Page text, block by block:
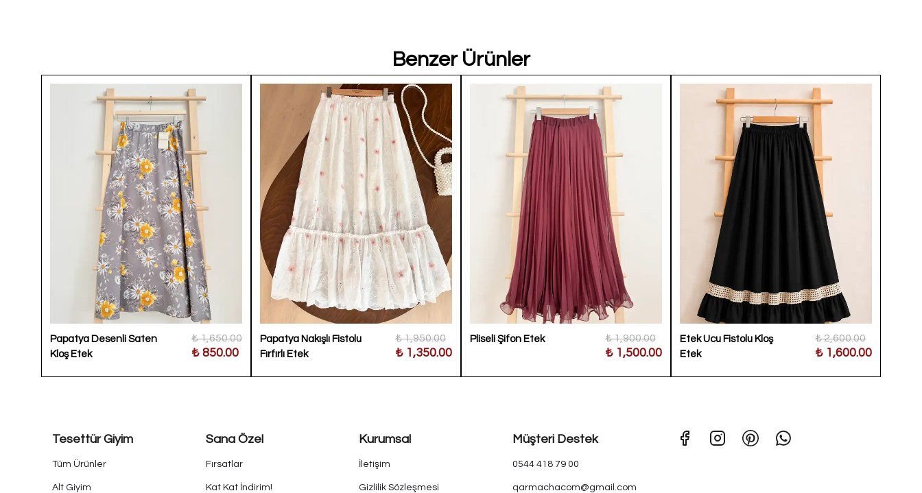
Benzer Ürünler
Papatya Desenli Saten
Kloş Etek
₺ 1,650.00
₺ 850.00
Papatya Nakışlı Fistolu
Fırfırlı Etek
₺ 1,950.00
₺ 1,350.00
Pliseli Şifon Etek ₺ 1,900.00
₺ 1,500.00
Etek Ucu Fistolu Kloş
Etek
₺ 2,600.00
₺ 1,600.00
Tesettür Giyim
Tüm Ürünler
Alt Giyim
Sana Özel
Fırsatlar
Kat Kat İndirim!
Kurumsal
İletişim
Gizlilik Sözleşmesi
Müşteri Destek
0544 418 79 00
qarmachacom@gmail.com